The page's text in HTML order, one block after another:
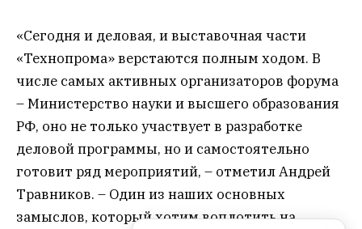
«Сегодня и деловая, и выставочная части
«Технопрома» верстаются полным ходом. В
числе самых активных организаторов форума
– Министерство науки и высшего образования
РФ, оно не только участвует в разработке
деловой программы, но и самостоятельно
готовит ряд мероприятий, – отметил Андрей
Травников. – Один из наших основных
замыслов, который хотим воплотить на